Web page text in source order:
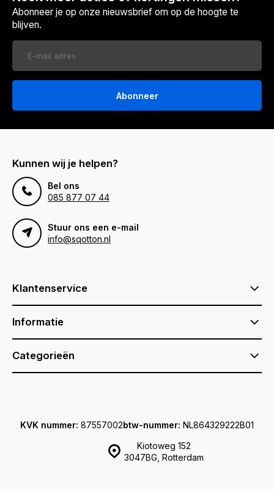
Abonneer je op onze nieuwsbrief om op de hoogte te
blijven.
Abonneer
Kunnen wij je helpen?
Bel ons
085 877 07 44
Stuur ons een e-mail
info@sqotton.nl
Klantenservice
Informatie
Categorieën
Kiotoweg 152
3047BG, Rotterdam
KVK nummer: 87557002btw-nummer: NL864329222B01